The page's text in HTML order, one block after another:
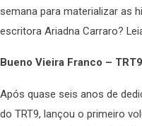
semana para materializar as
escritora Ariadna Carraro?
Bueno Vieira Franco – TRT9
Após quase seis anos de
do TRT9, lançou o primeiro